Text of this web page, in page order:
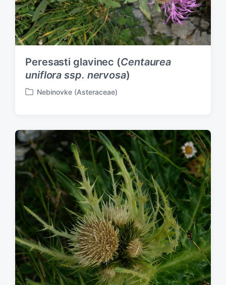
Peresasti glavinec (Centaurea
uniflora ssp. nervosa)
P
t
e
d
i
n
Nebinovke (Asteraceae)